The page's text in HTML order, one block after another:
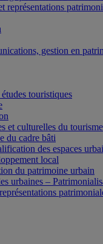
représentations
gestion en
touristiques
et culturelles du tourisme
du cadre bâti
des espaces
local
du patrimoine urbain
urbaines –